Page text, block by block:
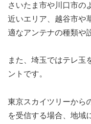
さいたま市や川口市の
近いエリア、越谷市や
適なアンテナの種類や
また、埼玉ではテレ玉
ントです。
東京スカイツリーから
を受信する場合、地域